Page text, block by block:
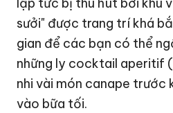
lập tức bị thu hút bởi khu
sưởi" được trang trí khá
gian để các bạn có thể
những ly cocktail aperitif
nhi vài món canape trước
vào bữa tối.